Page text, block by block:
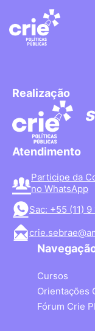
Realização
Atendimento
Participe da
no WhatsApp
Sac: +55 (11)
Cursos
Orientações
Fórum Crie